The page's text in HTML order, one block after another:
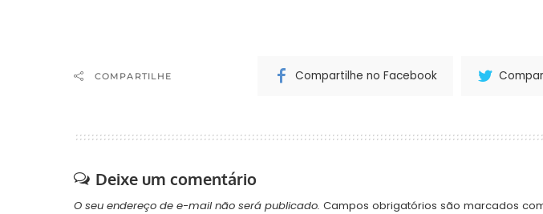
COMPARTILHE Compartilhe no Facebook
Deixe um comentário
O seu endereço de e-mail não será publicado. Campos obrigatórios são marcados